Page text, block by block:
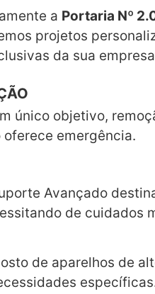
a Portaria Nº
projetos
da sua
único objetivo,
emergência.
Avançado
de cuidados
de aparelhos de